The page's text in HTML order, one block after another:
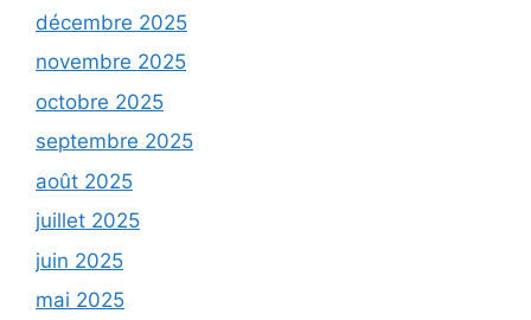
décembre 2025
novembre 2025
octobre 2025
septembre 2025
août 2025
juillet 2025
juin 2025
mai 2025